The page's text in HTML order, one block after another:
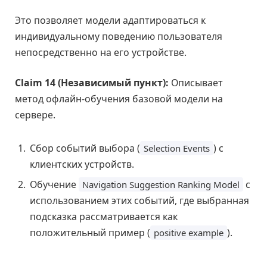
Это позволяет модели адаптироваться к
индивидуальному поведению пользователя
непосредственно на его устройстве.
Claim 14 (Независимый пункт): Описывает
метод офлайн-обучения базовой модели на
сервере.
Сбор событий выбора ( Selection Events ) с
клиентских устройств.
Обучение Navigation Suggestion Ranking Model с
использованием этих событий, где выбранная
подсказка рассматривается как
положительный пример ( positive example ).